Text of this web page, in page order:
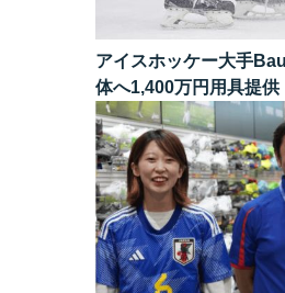
アイスホッケー大手
体へ1,400万円用具提供